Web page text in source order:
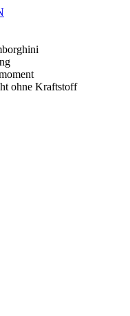
ohne Kraftstoff